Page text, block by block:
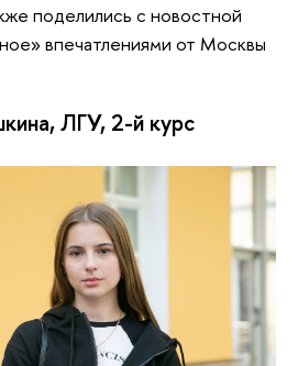
поделились с новостной
впечатлениями от Москвы
ЛГУ, 2-й курс